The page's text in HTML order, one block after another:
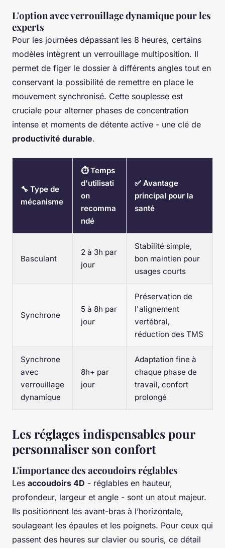
L'option avec verrouillage dynamique pour les
experts
Pour les journées dépassant les 8 heures, certains
modèles intègrent un verrouillage multiposition. Il
permet de figer le dossier à différents angles tout en
conservant la possibilité de remettre en place le
mouvement synchronisé. Cette souplesse est
cruciale pour alterner phases de concentration
intense et moments de détente active - une clé de
productivité durable.
🔧 Type de
mécanisme
⏱️ Temps
d'utilisati
on
recomma
ndé
✅ Avantage
principal pour la
santé
Basculant
2 à 3h par
jour
Stabilité simple,
bon maintien pour
usages courts
Synchrone
5 à 8h par
jour
Préservation de
l'alignement
vertébral,
réduction des TMS
Synchrone
avec
verrouillage
dynamique
8h+ par
jour
Adaptation fine à
chaque phase de
travail, confort
prolongé
Les réglages indispensables pour
personnaliser son confort
L'importance des accoudoirs réglables
Les accoudoirs 4D - réglables en hauteur,
profondeur, largeur et angle - sont un atout majeur.
Ils positionnent les avant-bras à l’horizontale,
soulageant les épaules et les poignets. Pour ceux qui
passent des heures sur clavier ou souris, ce détail